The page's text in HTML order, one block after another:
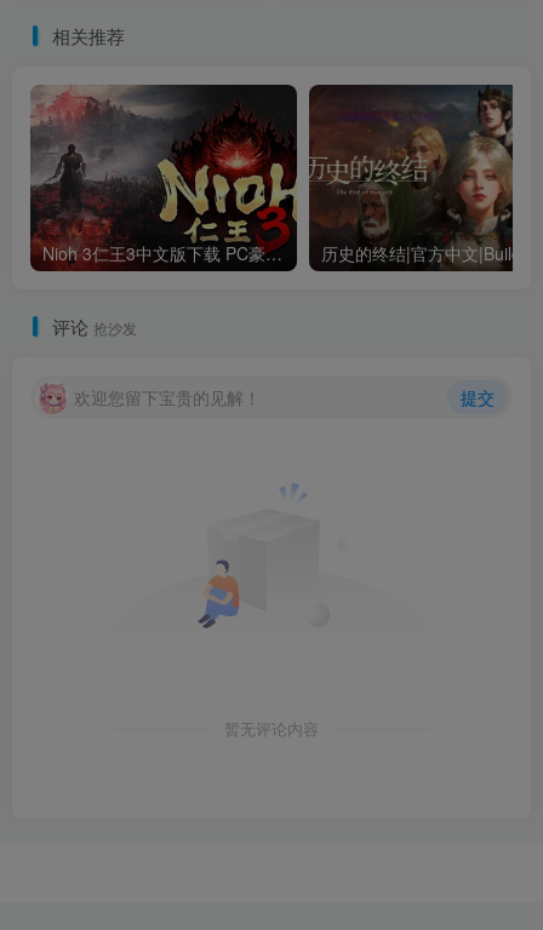
相关推荐
Nioh 3仁王3中文版下载 PC豪华版｜全DLC+终极内容整合
评论 抢沙发
欢迎您留下宝贵的见解！ 提交
暂无评论内容